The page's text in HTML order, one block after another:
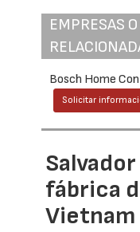
EMPRESAS
Bosch Home
Solicitar
fábrica
Vietnam